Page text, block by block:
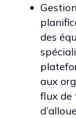
des
aux
flux de